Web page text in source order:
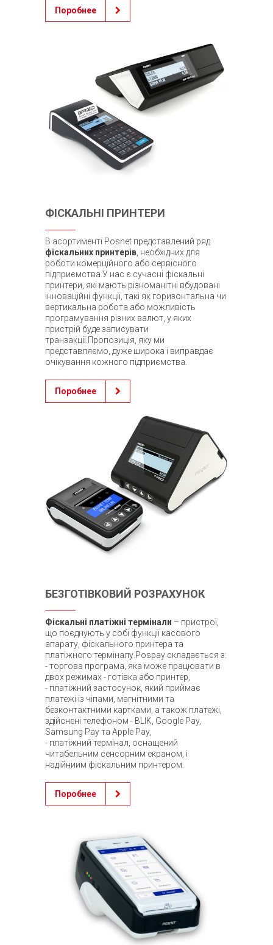
Поробнее
ФІСКАЛЬНІ ПРИНТЕРИ
В асортименті Posnet представлений ряд
фіскальних принтерів , необхідних для
роботи комерційного або сервісного
підприємства.У нас є сучасні фіскальні
принтери, які мають різноманітні вбудовані
інноваційні функції, такі як горизонтальна чи
вертикальна робота або можливість
програмування різних валют, у яких
пристрій буде записувати
транзакції.Пропозиція, яку ми
представляємо, дуже широка і виправдає
очікування кожного підприємства.
Поробнее
БЕЗГОТІВКОВИЙ РОЗРАХУНОК
Фіскальні платіжні термінали – пристрої,
що поєднують у собі функції касового
апарату, фіскального принтера та
платіжного терміналу.Pospay складається з:
- торгова програма, яка може працювати в
двох режимах - готівка або принтер,
- платіжний застосунок, який приймає
платежі із чіпами, магнітними та
безконтактними картками, а також платежі,
здійснені телефоном - BLIK, Google Pay,
Samsung Pay та Apple Pay,
- платіжний термінал, оснащений
читабельним сенсорним екраном, і
надійниим фіскальним принтером.
Поробнее